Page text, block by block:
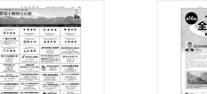
周年・記念日 サービス・娯